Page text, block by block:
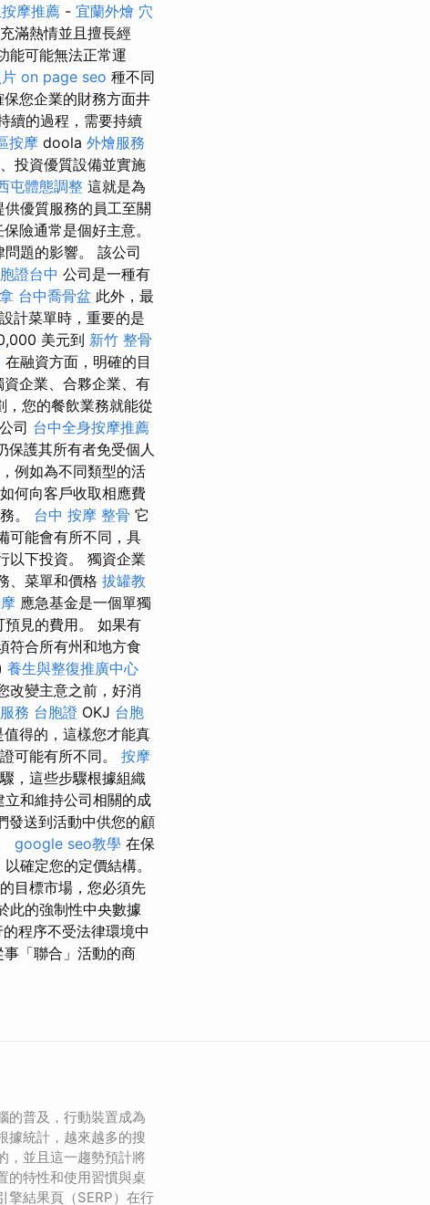
摩推薦 - 宜蘭外燴 穴
滿熱情並且擅長經
能可能無法正常運
on page seo 種不同
保您企業的財務方面井
續的過程，需要持續
按摩 doola 外燴服務
投資優質設備並實施
屯體態調整 這就是為
優質服務的員工至關
險通常是個好主意。
題的影響。 該公司
證台中 公司是一種有
台中喬骨盆 此外，最
設計菜單時，重要的是
美元到 新竹 整骨
在融資方面，明確的目
企業、合夥企業、有
，您的餐飲業務就能從
司 台中全身按摩推薦
保護其所有者免受個人
例如為不同類型的活
何向客戶收取相應費
。 台中 按摩 整骨 它
可能會有所不同，具
以下投資。 獨資企業
、菜單和價格 拔罐教
應急基金是一個單獨
見的費用。 如果有
符合所有州和地方食
養生與整復推廣中心
改變主意之前，好消
務 台胞證 OKJ 台胞
得的，這樣您才能真
可能有所不同。 按摩
，這些步驟根據組織
和維持公司相關的成
發送到活動中供您的顧
google seo教學 在保
確定您的定價結構。
目標市場，您必須先
此的強制性中央數據
程序不受法律環境中
事「聯合」活動的商
的普及，行動裝置成為
據統計，越來越多的搜
，並且這一趨勢預計將
的特性和使用習慣與桌
擎結果頁（SERP）在行